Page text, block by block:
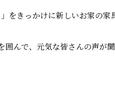
をきっかけに新しいお家の家
囲んで、元気な皆さんの声が